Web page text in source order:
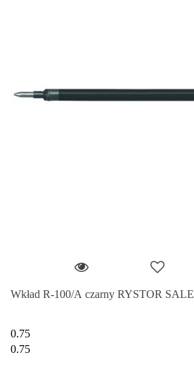
Wkład R-100/A czarny RYSTOR SALE
0.75
0.75